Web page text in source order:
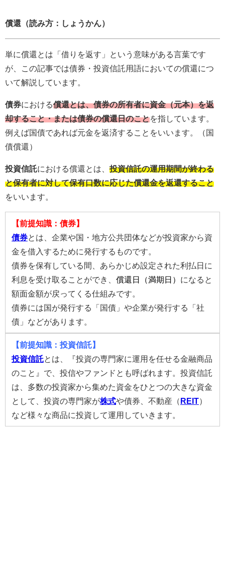
償還（読み方：しょうかん）
単に償還とは「借りを返す」という意味がある言葉です
が、この記事では債券・投資信託用語においての償還につ
いて解説しています。
債券における償還とは、債券の所有者に資金（元本）を返
却すること・または債券の償還日のことを指しています。
例えば国債であれば元金を返済することをいいます。（国
債償還）
投資信託における償還とは、 投資信託の運用期間が終わる
と保有者に対して保有口数に応じた償還金を返還すること
をいいます。
【前提知識：債券】
債券とは、企業や国・地方公共団体などが投資家から資
金を借入するために発行するものです。
債券を保有している間、あらかじめ設定された利払日に
利息を受け取ることができ、 償還日（満期日） になると
額面金額が戻ってくる仕組みです。
債券には国が発行する「国債」や企業が発行する「社
債」などがあります。
【前提知識：投資信託】
投資信託とは、『投資の専門家に運用を任せる金融商品
のこと』で、投信やファンドとも呼ばれます。投資信託
は、多数の投資家から集めた資金をひとつの大きな資金
として、投資の専門家が株式や債券、不動産（ REIT）
など様々な商品に投資して運用していきます。